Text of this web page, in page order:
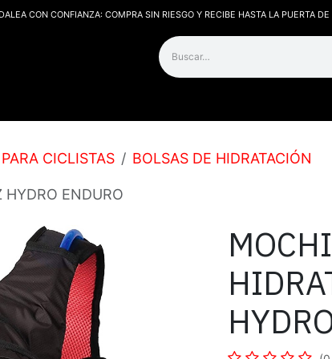
CON CONFIANZA: COMPRA SIN RIESGO Y RECIBE HASTA LA PUERTA
PARA CICLISTAS BOLSAS DE HIDRATACIÓN
HYDRO ENDURO